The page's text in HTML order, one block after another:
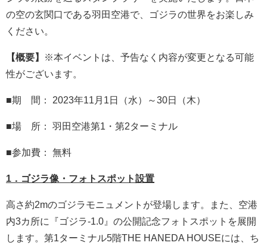
の空の玄関口である羽田空港で、ゴジラの世界をお楽しみ
ください。
【概要】
※本イベントは、予告なく内容が変更となる可能
性がございます。
■期 間： 2023年11月1日（水）～30日（木）
■場 所： 羽田空港第1・第2ターミナル
■参加費： 無料
1．ゴジラ像・フォトスポット設置
高さ約2mのゴジラモニュメントが登場します。また、空港
内3カ所に『ゴジラ-1.0』の公開記念フォトスポットを展開
します。第1ターミナル5階THE HANEDA HOUSEには、ち